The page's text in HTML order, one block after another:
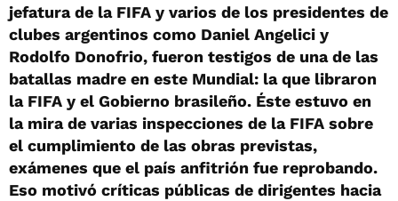
jefatura de la FIFA y varios de los presidentes de
clubes argentinos como Daniel Angelici y
Rodolfo Donofrio, fueron testigos de una de las
batallas madre en este Mundial: la que libraron
la FIFA y el Gobierno brasileño. Éste estuvo en
la mira de varias inspecciones de la FIFA sobre
el cumplimiento de las obras previstas,
exámenes que el país anfitrión fue reprobando.
Eso motivó críticas públicas de dirigentes hacia